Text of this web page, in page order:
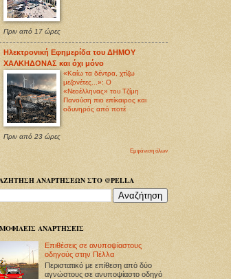
Πριν από 17 ώρες
Ηλεκτρονική Εφημερίδα του ΔΗΜΟΥ
ΧΑΛΚΗΔΟΝΑΣ και όχι μόνο
«Καίω τα δέντρα, χτίζω
μεζονέτες...»: Ο
«Νεοέλληνας» του Τζίμη
Πανούση πιο επίκαιρος και
οδυνηρός από ποτέ
Πριν από 23 ώρες
Εμφάνιση όλων
ΑΝΑΡΤΗΣΕΩΝ ΣΤΟ @PELLA
ΑΝΑΡΤΗΣΕΙΣ
Επιθέσεις σε ανυποψίαστους
οδηγούς στην Πέλλα
Περιστατικό με επίθεση από δύο
αγνώστους σε ανυποψίαστο οδηγό